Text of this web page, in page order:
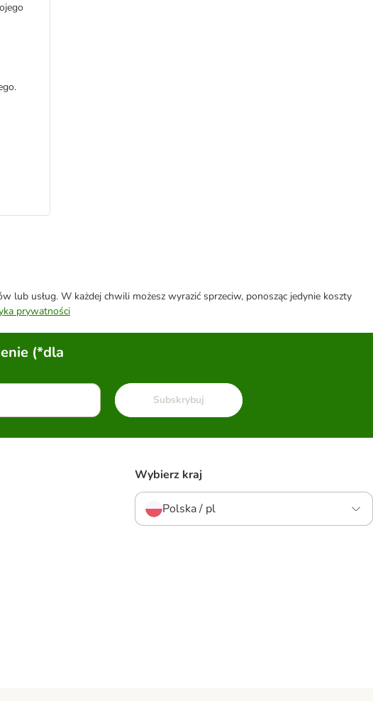
usług. W każdej chwili możesz wyrazić sprzeciw, ponosząc jedynie koszty
prywatności
(*dla
Subskrybuj
Wybierz kraj
Polska / pl